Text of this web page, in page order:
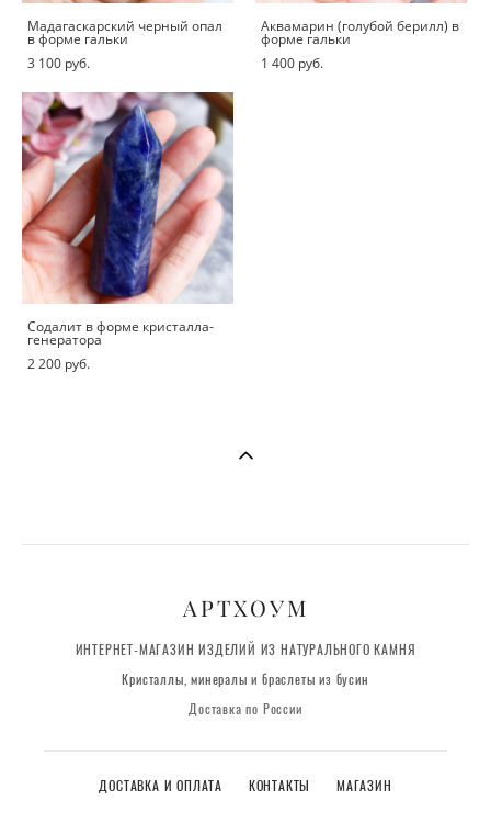
Мадагаскарский черный опал
в форме гальки
3 100 pуб.
Аквамарин (голубой берилл) в
форме гальки
1 400 pуб.
Содалит в форме кристалла-
генератора
2 200 pуб.
АРТХОУМ
ИНТЕРНЕТ-МАГАЗИН ИЗДЕЛИЙ ИЗ НАТУРАЛЬНОГО КАМНЯ
Кристаллы, минералы и браслеты из бусин
Доставка по России
ДОСТАВКА И ОПЛАТА КОНТАКТЫ МАГАЗИН